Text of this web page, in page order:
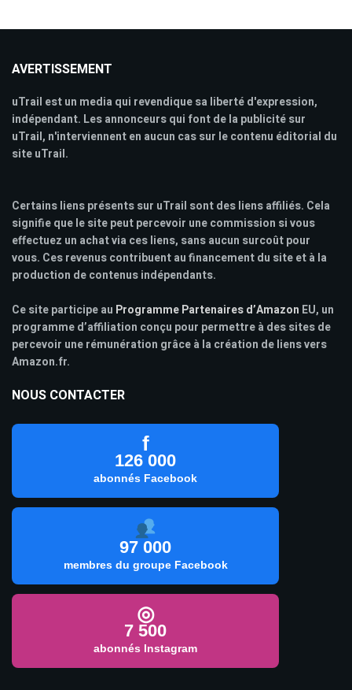
AVERTISSEMENT
uTrail est un media qui revendique sa liberté d'expression,
indépendant. Les annonceurs qui font de la publicité sur
uTrail, n'interviennent en aucun cas sur le contenu éditorial du
site uTrail.
Certains liens présents sur uTrail sont des liens affiliés. Cela
signifie que le site peut percevoir une commission si vous
effectuez un achat via ces liens, sans aucun surcoût pour
vous. Ces revenus contribuent au financement du site et à la
production de contenus indépendants.
Ce site participe au Programme Partenaires d’Amazon EU, un
programme d’affiliation conçu pour permettre à des sites de
percevoir une rémunération grâce à la création de liens vers
Amazon.fr.
NOUS CONTACTER
f
126 000
abonnés Facebook
97 000
membres du groupe Facebook
◎
7 500
abonnés Instagram